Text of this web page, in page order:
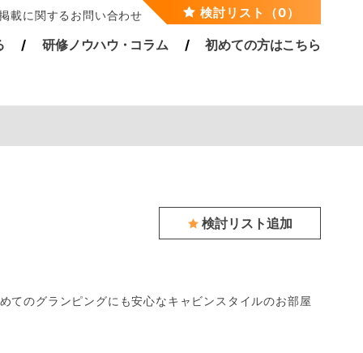
載に関するお問い合わせ 検討リスト（0）
研修ノウハウ・ コラム 初めての方はこちら
検討リスト追加
てのグランピングにも安心なキャビンスタイルのお部屋